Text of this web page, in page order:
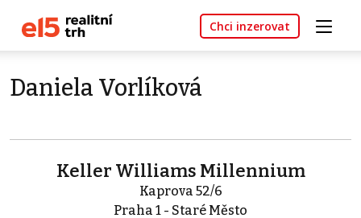
Chci inzerovat
Daniela Vorlíková
Keller Williams Millennium
Kaprova 52/6
Praha 1 - Staré Město